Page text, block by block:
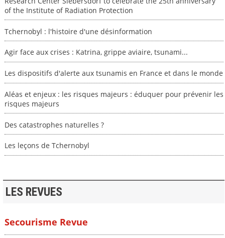
of the Institute of Radiation Protection
Tchernobyl : l'histoire d'une désinformation
Agir face aux crises : Katrina, grippe aviaire, tsunami...
Les dispositifs d'alerte aux tsunamis en France et dans le monde
Aléas et enjeux : les risques majeurs : éduquer pour prévenir les
risques majeurs
Des catastrophes naturelles ?
Les leçons de Tchernobyl
LES REVUES
Secourisme Revue